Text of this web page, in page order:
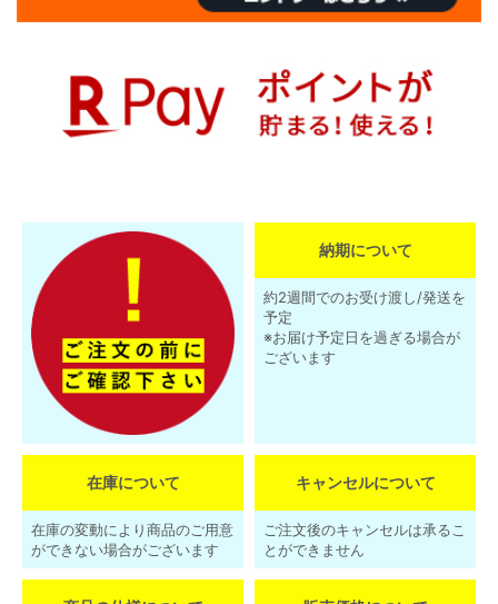
納期について
約2週間でのお受け渡し/発送を
予定
※お届け予定日を過ぎる場合が
ございます
在庫について
在庫の変動により商品のご用意
ができない場合がございます
キャンセルについて
ご注文後のキャンセルは承るこ
とができません